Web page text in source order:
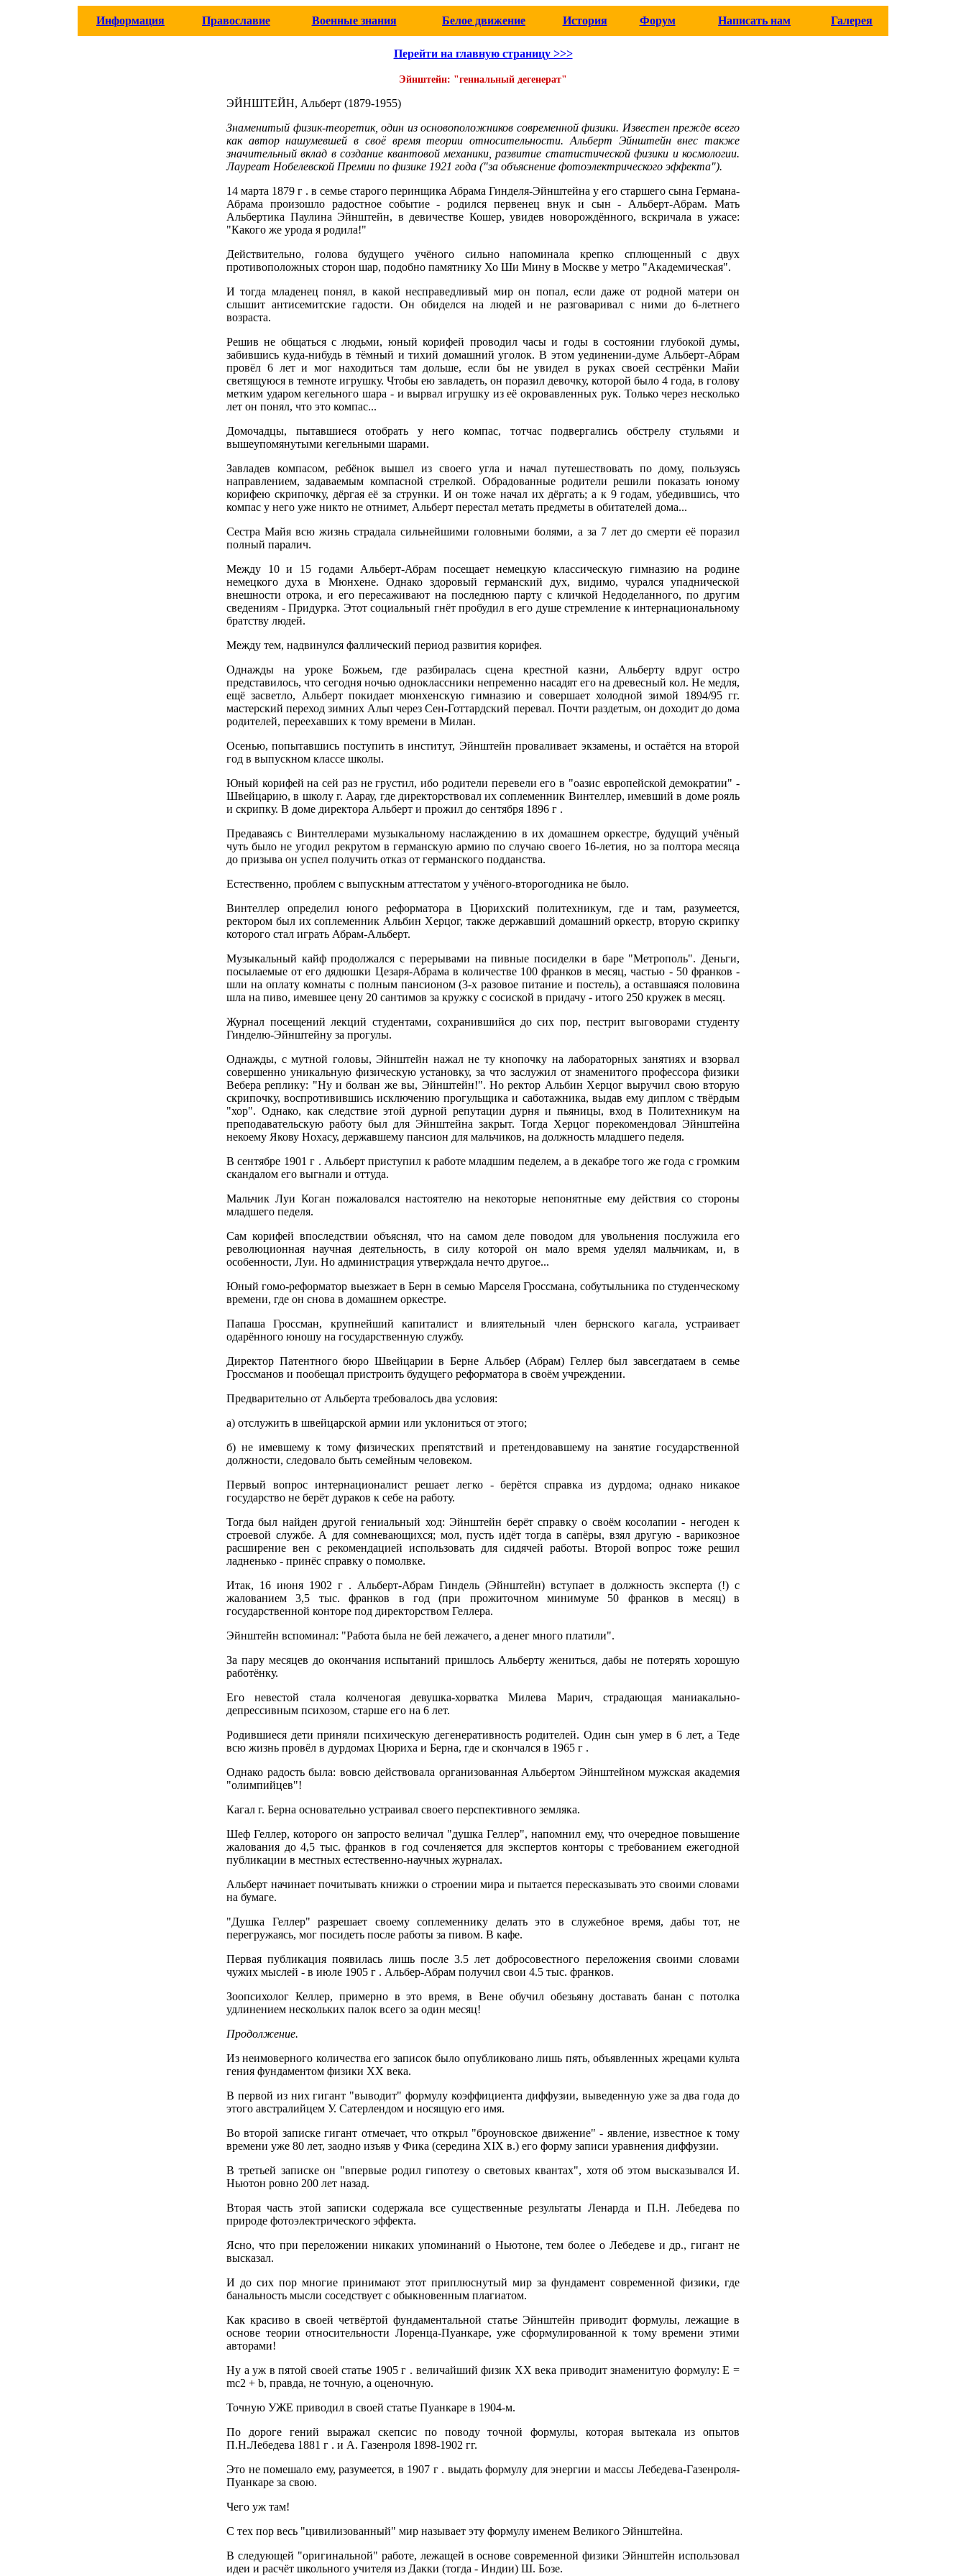
Информация Православие Военные знания Белое движение История Форум Написать нам Галерея
Перейти на главную страницу >>>
Эйнштейн: "гениальный дегенерат"
ЭЙНШТЕЙН, Альберт (1879-1955)
Знаменитый физик-теоретик, один из основоположников современной физики. Известен прежде всего
как автор нашумевшей в своё время теории относительности. Альберт Эйнштейн внес также
значительный вклад в создание квантовой механики, развитие статистической физики и космологии.
Лауреат Нобелевской Премии по физике 1921 года ("за объяснение фотоэлектрического эффекта").
14 марта 1879 г . в семье старого перинщика Абрама Гинделя-Эйнштейна у его старшего сына Германа-
Абрама произошло радостное событие - родился первенец внук и сын - Альберт-Абрам. Мать
Альбертика Паулина Эйнштейн, в девичестве Кошер, увидев новорождённого, вскричала в ужасе:
"Какого же урода я родила!"
Действительно, голова будущего учёного сильно напоминала крепко сплющенный с двух
противоположных сторон шар, подобно памятнику Хо Ши Мину в Москве у метро "Академическая".
И тогда младенец понял, в какой несправедливый мир он попал, если даже от родной матери он
слышит антисемитские гадости. Он обиделся на людей и не разговаривал с ними до 6-летнего
возраста.
Решив не общаться с людьми, юный корифей проводил часы и годы в состоянии глубокой думы,
забившись куда-нибудь в тёмный и тихий домашний уголок. В этом уединении-думе Альберт-Абрам
провёл 6 лет и мог находиться там дольше, если бы не увидел в руках своей сестрёнки Майи
светящуюся в темноте игрушку. Чтобы ею завладеть, он поразил девочку, которой было 4 года, в голову
метким ударом кегельного шара - и вырвал игрушку из её окровавленных рук. Только через несколько
лет он понял, что это компас...
Домочадцы, пытавшиеся отобрать у него компас, тотчас подвергались обстрелу стульями и
вышеупомянутыми кегельными шарами.
Завладев компасом, ребёнок вышел из своего угла и начал путешествовать по дому, пользуясь
направлением, задаваемым компасной стрелкой. Обрадованные родители решили показать юному
корифею скрипочку, дёргая её за струнки. И он тоже начал их дёргать; а к 9 годам, убедившись, что
компас у него уже никто не отнимет, Альберт перестал метать предметы в обитателей дома...
Сестра Майя всю жизнь страдала сильнейшими головными болями, а за 7 лет до смерти её поразил
полный паралич.
Между 10 и 15 годами Альберт-Абрам посещает немецкую классическую гимназию на родине
немецкого духа в Мюнхене. Однако здоровый германский дух, видимо, чурался упаднической
внешности отрока, и его пересаживают на последнюю парту с кличкой Недоделанного, по другим
сведениям - Придурка. Этот социальный гнёт пробудил в его душе стремление к интернациональному
братству людей.
Между тем, надвинулся фаллический период развития корифея.
Однажды на уроке Божьем, где разбиралась сцена крестной казни, Альберту вдруг остро
представилось, что сегодня ночью одноклассники непременно насадят его на древесный кол. Не медля,
ещё засветло, Альберт покидает мюнхенскую гимназию и совершает холодной зимой 1894/95 гг.
мастерский переход зимних Альп через Сен-Готтардский перевал. Почти раздетым, он доходит до дома
родителей, переехавших к тому времени в Милан.
Осенью, попытавшись поступить в институт, Эйнштейн проваливает экзамены, и остаётся на второй
год в выпускном классе школы.
Юный корифей на сей раз не грустил, ибо родители перевели его в "оазис европейской демократии" -
Швейцарию, в школу г. Аарау, где директорствовал их соплеменник Винтеллер, имевший в доме рояль
и скрипку. В доме директора Альберт и прожил до сентября 1896 г .
Предаваясь с Винтеллерами музыкальному наслаждению в их домашнем оркестре, будущий учёный
чуть было не угодил рекрутом в германскую армию по случаю своего 16-летия, но за полтора месяца
до призыва он успел получить отказ от германского подданства.
Естественно, проблем с выпускным аттестатом у учёного-второгодника не было.
Винтеллер определил юного реформатора в Цюрихский политехникум, где и там, разумеется,
ректором был их соплеменник Альбин Херцог, также державший домашний оркестр, вторую скрипку
которого стал играть Абрам-Альберт.
Музыкальный кайф продолжался с перерывами на пивные посиделки в баре "Метрополь". Деньги,
посылаемые от его дядюшки Цезаря-Абрама в количестве 100 франков в месяц, частью - 50 франков -
шли на оплату комнаты с полным пансионом (3-х разовое питание и постель), а оставшаяся половина
шла на пиво, имевшее цену 20 сантимов за кружку с сосиской в придачу - итого 250 кружек в месяц.
Журнал посещений лекций студентами, сохранившийся до сих пор, пестрит выговорами студенту
Гинделю-Эйнштейну за прогулы.
Однажды, с мутной головы, Эйнштейн нажал не ту кнопочку на лабораторных занятиях и взорвал
совершенно уникальную физическую установку, за что заслужил от знаменитого профессора физики
Вебера реплику: "Ну и болван же вы, Эйнштейн!". Но ректор Альбин Херцог выручил свою вторую
скрипочку, воспротивившись исключению прогульщика и саботажника, выдав ему диплом с твёрдым
"хор". Однако, как следствие этой дурной репутации дурня и пьяницы, вход в Политехникум на
преподавательскую работу был для Эйнштейна закрыт. Тогда Херцог порекомендовал Эйнштейна
некоему Якову Нохасу, державшему пансион для мальчиков, на должность младшего педеля.
В сентябре 1901 г . Альберт приступил к работе младшим педелем, а в декабре того же года с громким
скандалом его выгнали и оттуда.
Мальчик Луи Коган пожаловался настоятелю на некоторые непонятные ему действия со стороны
младшего педеля.
Сам корифей впоследствии объяснял, что на самом деле поводом для увольнения послужила его
революционная научная деятельность, в силу которой он мало время уделял мальчикам, и, в
особенности, Луи. Но администрация утверждала нечто другое...
Юный гомо-реформатор выезжает в Берн в семью Марселя Гроссмана, собутыльника по студенческому
времени, где он снова в домашнем оркестре.
Папаша Гроссман, крупнейший капиталист и влиятельный член бернского кагала, устраивает
одарённого юношу на государственную службу.
Директор Патентного бюро Швейцарии в Берне Альбер (Абрам) Геллер был завсегдатаем в семье
Гроссманов и пообещал пристроить будущего реформатора в своём учреждении.
Предварительно от Альберта требовалось два условия:
а) отслужить в швейцарской армии или уклониться от этого;
б) не имевшему к тому физических препятствий и претендовавшему на занятие государственной
должности, следовало быть семейным человеком.
Первый вопрос интернационалист решает легко - берётся справка из дурдома; однако никакое
государство не берёт дураков к себе на работу.
Тогда был найден другой гениальный ход: Эйнштейн берёт справку о своём косолапии - негоден к
строевой службе. А для сомневающихся; мол, пусть идёт тогда в сапёры, взял другую - варикозное
расширение вен с рекомендацией использовать для сидячей работы. Второй вопрос тоже решил
ладненько - принёс справку о помолвке.
Итак, 16 июня 1902 г . Альберт-Абрам Гиндель (Эйнштейн) вступает в должность эксперта (!) с
жалованием 3,5 тыс. франков в год (при прожиточном минимуме 50 франков в месяц) в
государственной конторе под директорством Геллера.
Эйнштейн вспоминал: "Работа была не бей лежачего, а денег много платили".
За пару месяцев до окончания испытаний пришлось Альберту жениться, дабы не потерять хорошую
работёнку.
Его невестой стала колченогая девушка-хорватка Милева Марич, страдающая маниакально-
депрессивным психозом, старше его на 6 лет.
Родившиеся дети приняли психическую дегенеративность родителей. Один сын умер в 6 лет, а Теде
всю жизнь провёл в дурдомах Цюриха и Берна, где и скончался в 1965 г .
Однако радость была: вовсю действовала организованная Альбертом Эйнштейном мужская академия
"олимпийцев"!
Кагал г. Берна основательно устраивал своего перспективного земляка.
Шеф Геллер, которого он запросто величал "душка Геллер", напомнил ему, что очередное повышение
жалования до 4,5 тыс. франков в год сочленяется для экспертов конторы с требованием ежегодной
публикации в местных естественно-научных журналах.
Альберт начинает почитывать книжки о строении мира и пытается пересказывать это своими словами
на бумаге.
"Душка Геллер" разрешает своему соплеменнику делать это в служебное время, дабы тот, не
перегружаясь, мог посидеть после работы за пивом. В кафе.
Первая публикация появилась лишь после 3.5 лет добросовестного переложения своими словами
чужих мыслей - в июле 1905 г . Альбер-Абрам получил свои 4.5 тыс. франков.
Зоопсихолог Келлер, примерно в это время, в Вене обучил обезьяну доставать банан с потолка
удлинением нескольких палок всего за один месяц!
Продолжение.
Из неимоверного количества его записок было опубликовано лишь пять, объявленных жрецами культа
гения фундаментом физики XX века.
В первой из них гигант "выводит" формулу коэффициента диффузии, выведенную уже за два года до
этого австралийцем У. Сатерлендом и носящую его имя.
Во второй записке гигант отмечает, что открыл "броуновское движение" - явление, известное к тому
времени уже 80 лет, заодно изъяв у Фика (середина XIX в.) его форму записи уравнения диффузии.
В третьей записке он "впервые родил гипотезу о световых квантах", хотя об этом высказывался И.
Ньютон ровно 200 лет назад.
Вторая часть этой записки содержала все существенные результаты Ленарда и П.Н. Лебедева по
природе фотоэлектрического эффекта.
Ясно, что при переложении никаких упоминаний о Ньютоне, тем более о Лебедеве и др., гигант не
высказал.
И до сих пор многие принимают этот приплюснутый мир за фундамент современной физики, где
банальность мысли соседствует с обыкновенным плагиатом.
Как красиво в своей четвёртой фундаментальной статье Эйнштейн приводит формулы, лежащие в
основе теории относительности Лоренца-Пуанкаре, уже сформулированной к тому времени этими
авторами!
Ну а уж в пятой своей статье 1905 г . величайший физик XX века приводит знаменитую формулу: Е =
mc2 + b, правда, не точную, а оценочную.
Точную УЖЕ приводил в своей статье Пуанкаре в 1904-м.
По дороге гений выражал скепсис по поводу точной формулы, которая вытекала из опытов
П.Н.Лебедева 1881 г . и А. Газенроля 1898-1902 гг.
Это не помешало ему, разумеется, в 1907 г . выдать формулу для энергии и массы Лебедева-Газенроля-
Пуанкаре за свою.
Чего уж там!
С тех пор весь "цивилизованный" мир называет эту формулу именем Великого Эйнштейна.
В следующей "оригинальной" работе, лежащей в основе современной физики Эйнштейн использовал
идеи и расчёт школьного учителя из Дакки (тогда - Индии) Ш. Бозе.